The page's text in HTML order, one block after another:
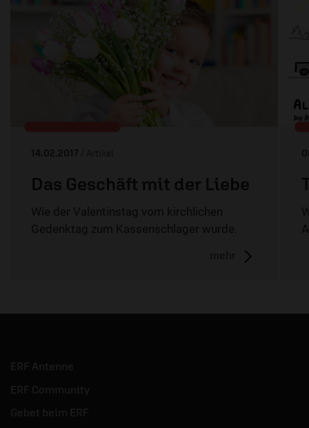
14.02.2017 / Artikel
Das Geschäft mit der Liebe
Wie der Valentinstag vom kirchlichen
Gedenktag zum Kassenschlager wurde.
mehr
ERF Antenne
ERF Community
Gebet beim ERF